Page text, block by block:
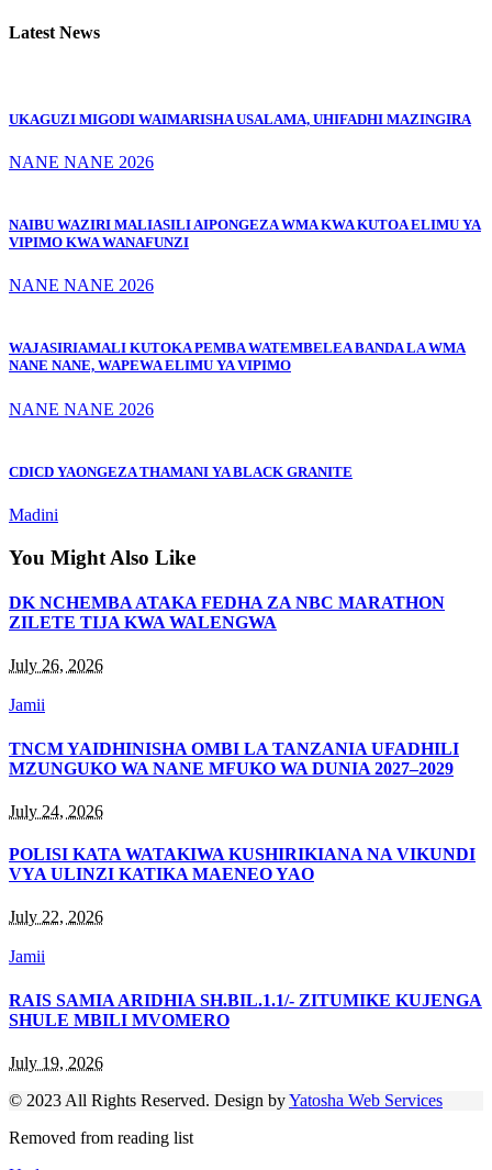
Latest News
UKAGUZI MIGODI WAIMARISHA USALAMA, UHIFADHI MAZINGIRA
NANE NANE 2026
NAIBU WAZIRI MALIASILI AIPONGEZA WMA KWA KUTOA ELIMU YA
VIPIMO KWA WANAFUNZI
NANE NANE 2026
WAJASIRIAMALI KUTOKA PEMBA WATEMBELEA BANDA LA WMA
NANE NANE, WAPEWA ELIMU YA VIPIMO
NANE NANE 2026
CDICD YAONGEZA THAMANI YA BLACK GRANITE
Madini
You Might Also Like
DK NCHEMBA ATAKA FEDHA ZA NBC MARATHON
ZILETE TIJA KWA WALENGWA
July 26, 2026
Jamii
TNCM YAIDHINISHA OMBI LA TANZANIA UFADHILI
MZUNGUKO WA NANE MFUKO WA DUNIA 2027–2029
July 24, 2026
POLISI KATA WATAKIWA KUSHIRIKIANA NA VIKUNDI
VYA ULINZI KATIKA MAENEO YAO
July 22, 2026
Jamii
RAIS SAMIA ARIDHIA SH.BIL.1.1/- ZITUMIKE KUJENGA
SHULE MBILI MVOMERO
July 19, 2026
© 2023 All Rights Reserved. Design byYatosha Web Services
Removed from reading list